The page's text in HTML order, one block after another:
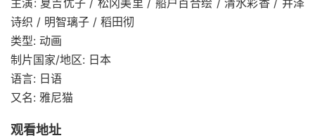
诗织 / 明智璃子 / 稻田彻
类型: 动画
制片国家/地区: 日本
语言: 日语
又名: 雅尼猫
观看地址